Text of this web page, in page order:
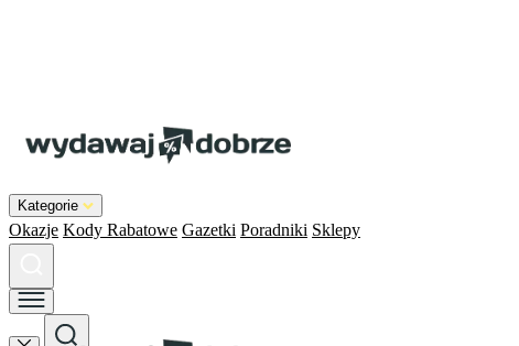
Kategorie
Okazje Kody Rabatowe Gazetki Poradniki Sklepy